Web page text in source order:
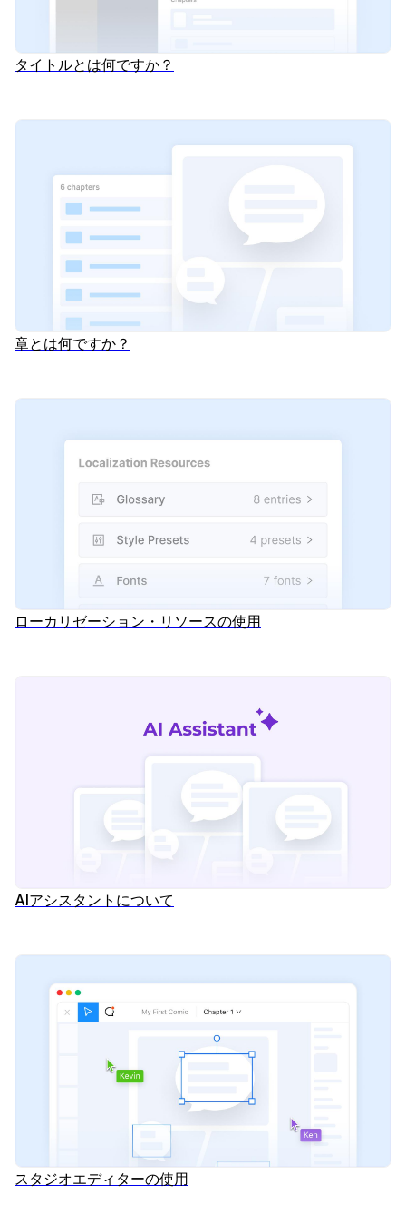
タイトルとは何ですか？
章とは何ですか？
ローカリゼーション・リソースの使用
AIアシスタントについて
スタジオエディターの使用